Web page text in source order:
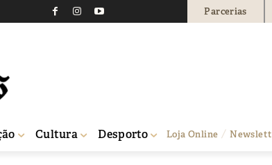
Parcerias
Cultura Desporto Loja Online